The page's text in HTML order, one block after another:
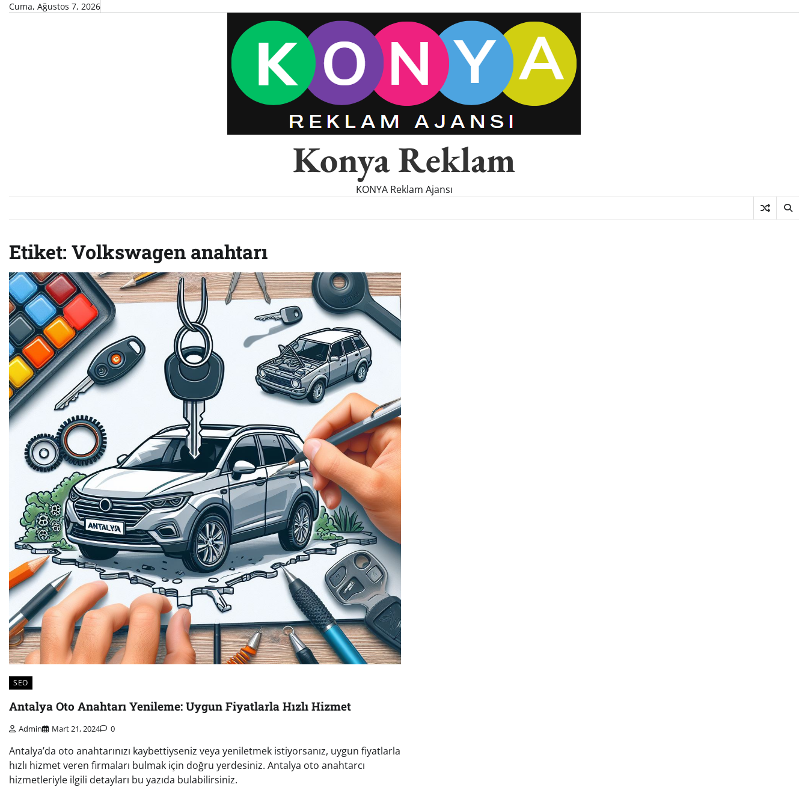
SkipCuma, Ağustos 7, 2026
Konya Reklam
KONYA Reklam Ajansı
Etiket: Volkswagen anahtarı
SEO
Antalya Oto Anahtarı Yenileme: Uygun Fiyatlarla Hızlı Hizmet
Admin Mart 21, 2024 0
Antalya’da oto anahtarınızı kaybettiyseniz veya yeniletmek istiyorsanız, uygun fiyatlarla
hızlı hizmet veren firmaları bulmak için doğru yerdesiniz. Antalya oto anahtarcı
hizmetleriyle ilgili detayları bu yazıda bulabilirsiniz.